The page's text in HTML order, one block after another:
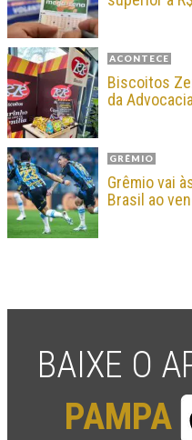
ACONTECE
Biscoitos
da
GRÊMIO
Grêmio vai
Brasil ao
BAIXE O
PAMPA